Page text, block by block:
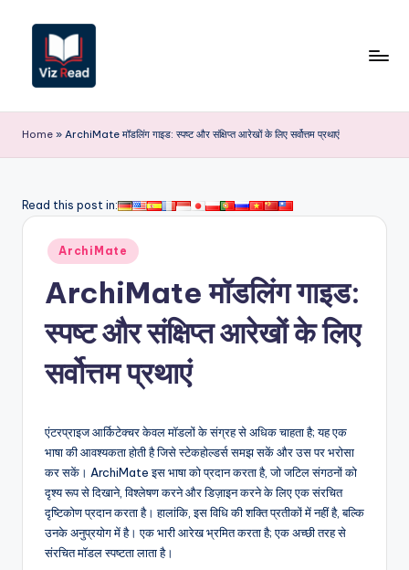
content
iz
R
a
-
A
I,
S
Home » ArchiMate मॉडलिंग गाइड: स्पष्ट और संक्षिप्त आरेखों के लिए सर्वोत्तम प्रथाएं
Read this post in:
Posted
in
ArchiMate
ArchiMate मॉडलिंग गाइड:
स्पष्ट और संक्षिप्त आरेखों के लिए
सर्वोत्तम प्रथाएं
एंटरप्राइज आर्किटेक्चर केवल मॉडलों के संग्रह से अधिक चाहता है; यह एक
भाषा की आवश्यकता होती है जिसे स्टेकहोल्डर्स समझ सकें और उस पर भरोसा
कर सकें। ArchiMate इस भाषा को प्रदान करता है, जो जटिल संगठनों को
दृश्य रूप से दिखाने, विश्लेषण करने और डिज़ाइन करने के लिए एक संरचित
दृष्टिकोण प्रदान करता है। हालांकि, इस विधि की शक्ति प्रतीकों में नहीं है, बल्कि
उनके अनुप्रयोग में है। एक भारी आरेख भ्रमित करता है; एक अच्छी तरह से
संरचित मॉडल स्पष्टता लाता है।